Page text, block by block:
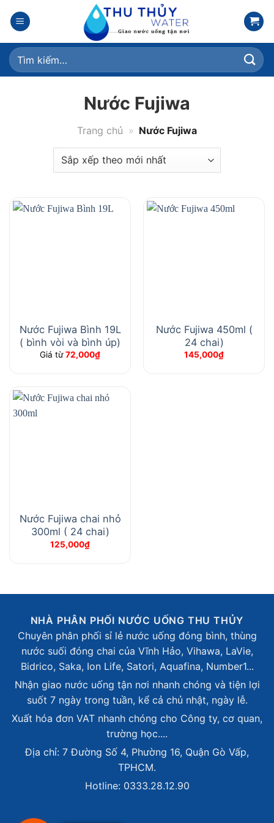
Tìm
kiếm:
Nước Fujiwa
Trang chủ » Nước Fujiwa
Nước Fujiwa Bình 19L
( bình vòi và bình úp)
Giá từ72,000₫
Nước Fujiwa 450ml (
24 chai)
145,000₫
Nước Fujiwa chai nhỏ
300ml ( 24 chai)
125,000₫
NHÀ PHÂN PHỐI NƯỚC UỐNG THU THỦY
Chuyên phân phối sỉ lẻ nước uống đóng bình, thùng
nước suối đóng chai của Vĩnh Hảo, Vihawa, LaVie,
Bidrico, Saka, Ion Life, Satori, Aquafina, Number1...
Nhận giao nước uống tận nơi nhanh chóng và tiện lợi
suốt 7 ngày trong tuần, kể cả chủ nhật, ngày lễ.
Xuất hóa đơn VAT nhanh chóng cho Công ty, cơ quan,
trường học....
Địa chỉ: 7 Đường Số 4, Phường 16, Quận Gò Vấp,
TPHCM.
Hotline: 0333.28.12.90